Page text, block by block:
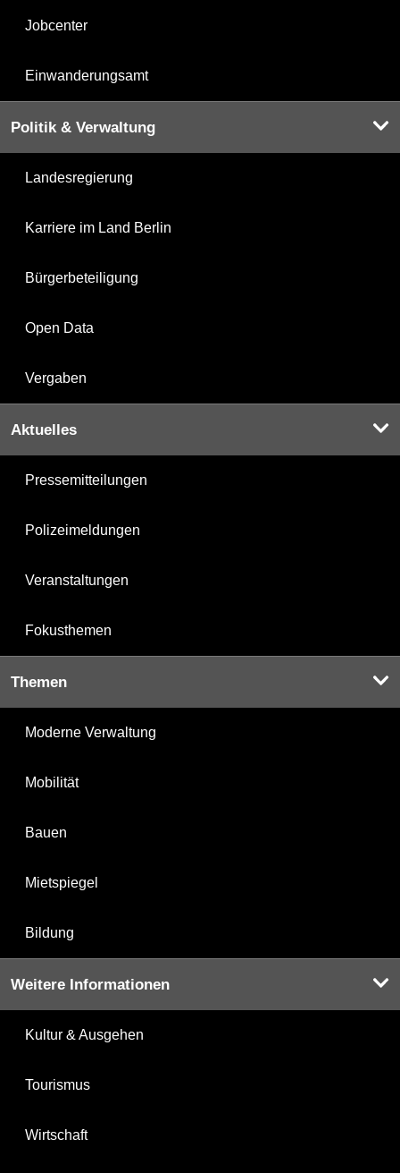
Jobcenter
Einwanderungsamt
Politik & Verwaltung
Landesregierung
Karriere im Land Berlin
Bürgerbeteiligung
Open Data
Vergaben
Aktuelles
Pressemitteilungen
Polizeimeldungen
Veranstaltungen
Fokusthemen
Themen
Moderne Verwaltung
Mobilität
Bauen
Mietspiegel
Bildung
Weitere Informationen
Kultur & Ausgehen
Tourismus
Wirtschaft